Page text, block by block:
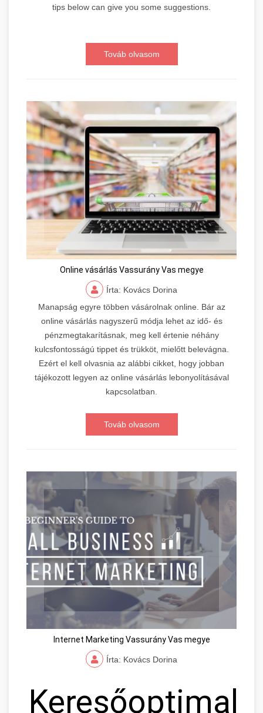
tips below can give you some suggestions.
Továb olvasom
Online vásárlás Vassurány Vas megye
Írta: Kovács Dorina
Manapság egyre többen vásárolnak online. Bár az
online vásárlás nagyszerű módja lehet az idő- és
pénzmegtakarításnak, meg kell értenie néhány
kulcsfontosságú tippet és trükköt, mielőtt belevágna.
Ezért el kell olvasnia az alábbi cikket, hogy jobban
tájékozott legyen az online vásárlás lebonyolításával
kapcsolatban.
Továb olvasom
Internet Marketing Vassurány Vas megye
Írta: Kovács Dorina